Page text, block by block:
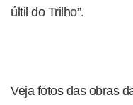
últil do Trilho”.
Veja fotos das obras